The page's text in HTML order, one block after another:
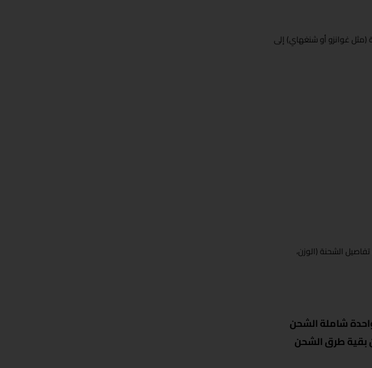
الصينية الرئيسية (مثل غوانزو أو شنغهاي) إلى
الشحنة (الوزن،
شاملة الشحن
بقية طرق الشحن